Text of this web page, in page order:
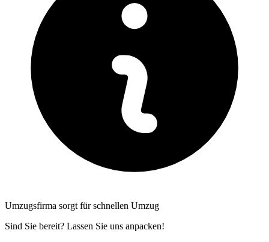
Umzugsfirma sorgt für schnellen Umzug
Sind Sie bereit? Lassen Sie uns anpacken!